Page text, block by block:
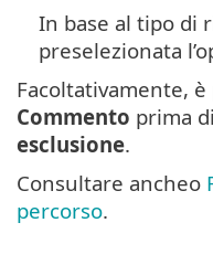
In base al tipo di
preselezionata
Facoltativamente,
Commento prima
esclusione.
Consultare ancheo
percorso.